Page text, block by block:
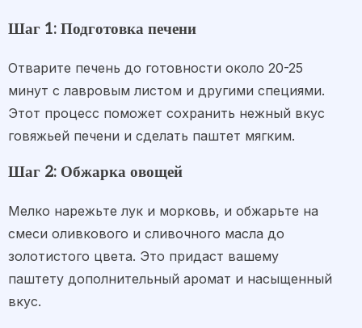
Шаг 1: Подготовка печени
Отварите печень до готовности около 20-25
минут с лавровым листом и другими специями.
Этот процесс поможет сохранить нежный вкус
говяжьей печени и сделать паштет мягким.
Шаг 2: Обжарка овощей
Мелко нарежьте лук и морковь, и обжарьте на
смеси оливкового и сливочного масла до
золотистого цвета. Это придаст вашему
паштету дополнительный аромат и насыщенный
вкус.